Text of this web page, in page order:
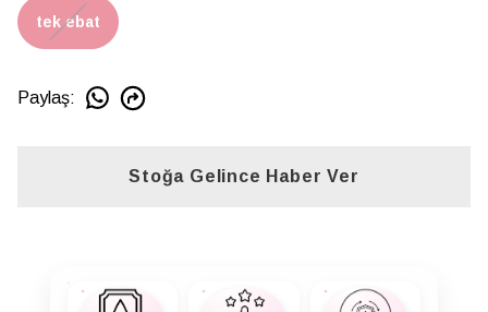
tek ebat
Paylaş:
Stoğa Gelince Haber Ver